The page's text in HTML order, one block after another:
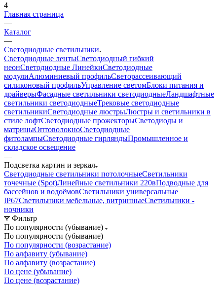
4
Главная страница
—
Каталог
—
Светодиодные светильники
Светодиодные лентыСветодиодный гибкий
неонСветодиодные ЛинейкиСветодиодные
модулиАлюминиевый профильСветорассеивающий
силиконовый профильУправление светомБлоки питания и
драйверыФасадные светильники светодиодныеЛандшафтные
светильники светодиодныеТрековые светодиодные
светильникиСветодиодные люстрыЛюстры и светильники в
стиле лофтСветодиодные прожекторыСветодиоды и
матрицыОптоволокноСветодиодные
фитолампыСветодиодные гирляндыПромышленное и
складское освещение
—
Подсветка картин и зеркал
Светодиодные светильники потолочныеСветильники
точечные (Spot)Линейные светильники 220вПодводные для
бассейнов и водоёмовСветильники универсальные
IP67Светильники мебельные, витринныеСветильники -
ночники
Фильтр
По популярности (убывание)
По популярности (убывание)
По популярности (возрастание)
По алфавиту (убывание)
По алфавиту (возрастание)
По цене (убывание)
По цене (возрастание)